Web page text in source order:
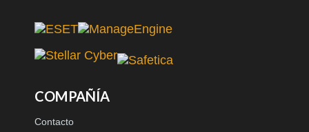
COMPAÑÍA
Contacto